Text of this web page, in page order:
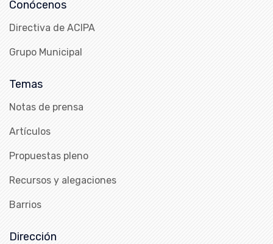
Conócenos
Directiva de ACIPA
Grupo Municipal
Temas
Notas de prensa
Artículos
Propuestas pleno
Recursos y alegaciones
Barrios
Dirección